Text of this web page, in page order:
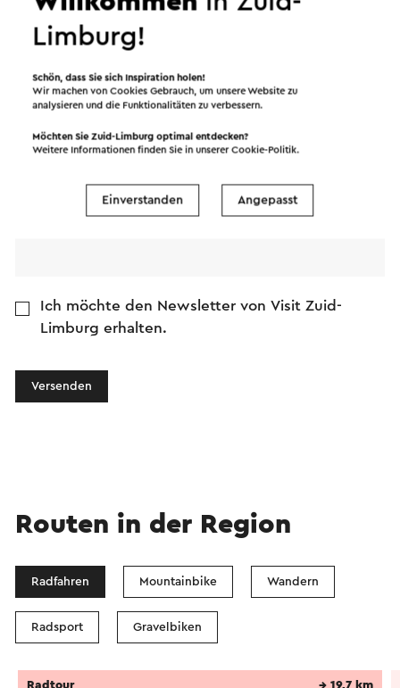
Nachricht
Ich möchte den Newsletter von Visit Zuid-
Limburg erhalten.
Versenden
Routen in der Region
Radfahren Mountainbike Wandern
Radsport Gravelbiken
Radtour → 19,7 km
Limburg!
Schön, dass Sie sich Inspiration holen!
Wir machen von Cookies Gebrauch, um unsere Website zu
analysieren und die Funktionalitäten zu verbessern.
Möchten Sie Zuid-Limburg optimal entdecken?
Weitere Informationen finden Sie in unsererCookie-Politik.
Einverstanden Angepasst